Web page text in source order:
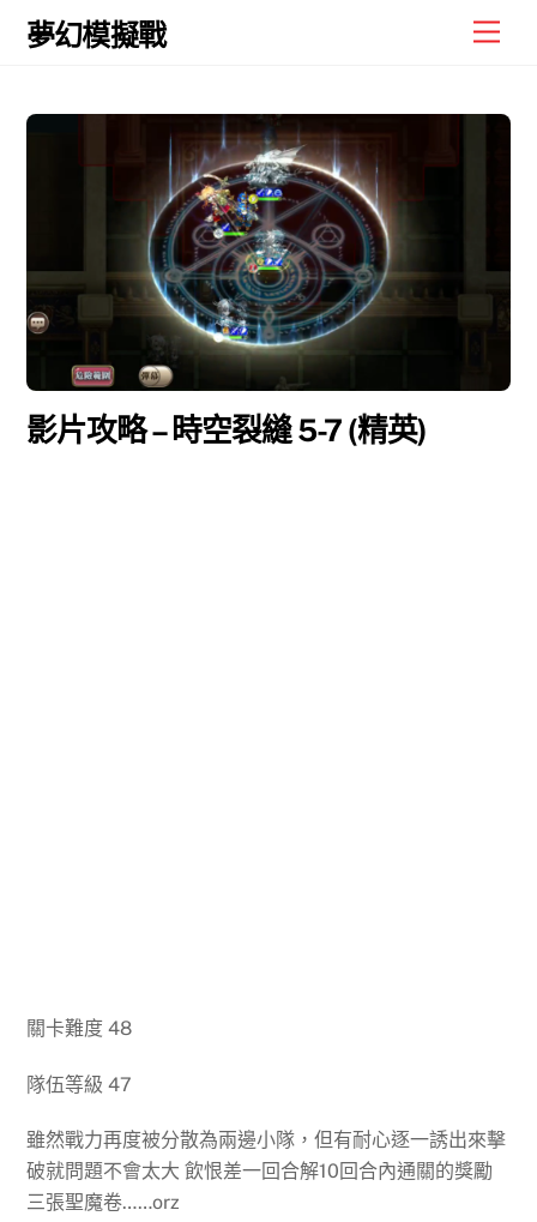
Skip
夢幻模擬戰
影片攻略 – 時空裂縫 5-7 (精英)
關卡難度 48
隊伍等級 47
雖然戰力再度被分散為兩邊小隊，但有耐心逐一誘出來擊
破就問題不會太大 飲恨差一回合解10回合內通關的獎勵
三張聖魔卷……orz